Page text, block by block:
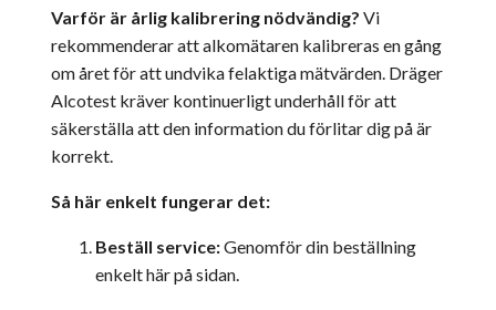
Varför är årlig kalibrering nödvändig? Vi
rekommenderar att alkomätaren kalibreras en gång
om året för att undvika felaktiga mätvärden. Dräger
Alcotest kräver kontinuerligt underhåll för att
säkerställa att den information du förlitar dig på är
korrekt.
Så här enkelt fungerar det:
Beställ service:Genomför din beställning
enkelt här på sidan.